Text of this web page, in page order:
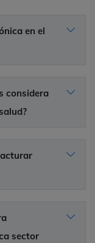
en el
considera
sector